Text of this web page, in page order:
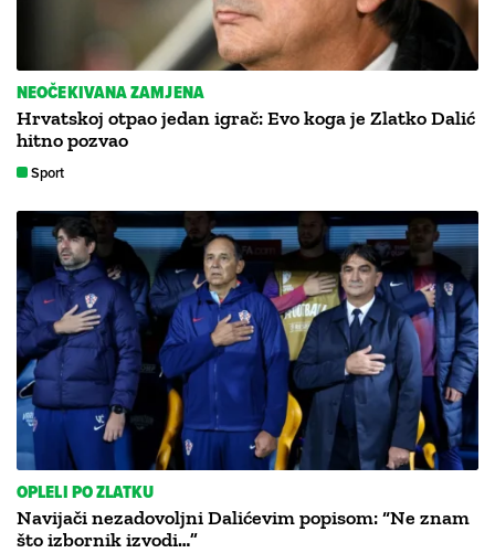
NEOČEKIVANA ZAMJENA
Hrvatskoj otpao jedan igrač: Evo koga je Zlatko Dalić
hitno pozvao
Sport
OPLELI PO ZLATKU
Navijači nezadovoljni Dalićevim popisom: “Ne znam
što izbornik izvodi…”